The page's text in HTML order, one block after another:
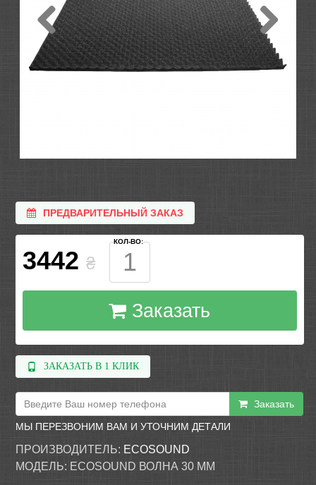
ПРЕДВАРИТЕЛЬНЫЙ ЗАКАЗ
3442 ₴
КОЛ-ВО:
Заказать
ЗАКАЗАТЬ В 1 КЛИК
Заказать
МЫ ПЕРЕЗВОНИМ ВАМ И УТОЧНИМ ДЕТАЛИ
ПРОИЗВОДИТЕЛЬ: ECOSOUND
МОДЕЛЬ: ECOSOUND ВОЛНА 30 ММ